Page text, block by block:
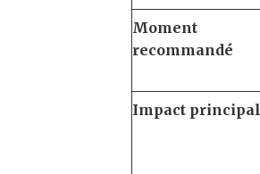
Moment
recommandé
Impact principal